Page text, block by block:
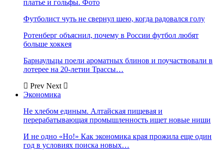
платье и гольфы. Фото
Футболист чуть не свернул шею, когда радовался голу
Ротенберг объяснил, почему в России футбол любят
больше хоккея
Барнаульцы поели ароматных блинов и поучаствовали в
лотерее на 20-летии Трассы…
Prev Next
Экономика
Не хлебом единым. Алтайская пищевая и
перерабатывающая промышленность ищет новые ниши
И не одно «Но!» Как экономика края прожила еще один
год в условиях поиска новых…